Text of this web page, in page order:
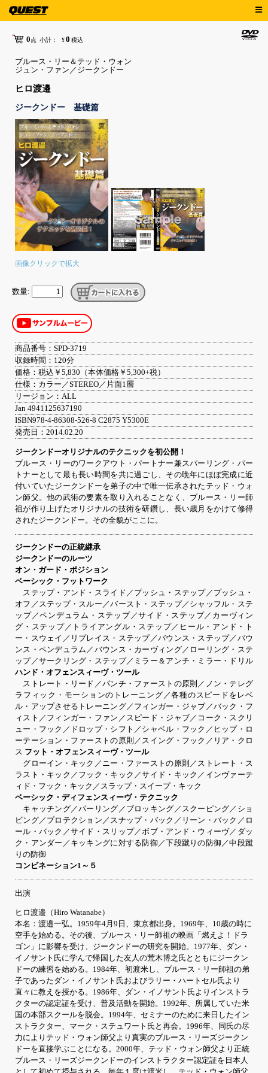
0点 小計： ¥0 税込
ブルース・リー＆テッド・ウォン
ジュン・ファン／ジークンドー
ヒロ渡邉
ジークンドー 基礎篇
画像クリックで拡大
数量:
商品番号：SPD-3719
収録時間：120分
価格：税込￥5,830（本体価格￥5,300+税）
仕様：カラー／STEREO／片面1層
リージョン：ALL
Jan 4941125637190
ISBN978-4-86308-526-8 C2875 Y5300E
発売日：2014.02.20
ジークンドーオリジナルのテクニックを初公開！
ブルース・リーのワークアウト・パートナー兼スパーリング・パー
トナーとして最も長い時間を共に過ごし、その晩年にほぼ完成に近
付いていたジークンドーを弟子の中で唯一伝承されたテッド・ウォ
ン師父。他の武術の要素を取り入れることなく、ブルース・リー師
祖が作り上げたオリジナルの技術を研鑽し、長い歳月をかけて修得
されたジークンドー。その全貌がここに。
ジークンドーの正統継承
ジークンドーのルーツ
オン・ガード・ポジション
ベーシック・フットワーク
ステップ・アンド・スライド／プッシュ・ステップ／プッシュ・
オフ／ステップ・スルー／バースト・ステップ／シャッフル・ステ
ップ／ペンデュラム・ステップ／サイド・ステップ／カーヴィン
グ・ステップ／トライアングル・ステップ／ヒール・アンド・ト
ー・スウェイ／リプレイス・ステップ／バウンス・ステップ／バウ
ンス・ペンデュラム／バウンス・カーヴィング／ローリング・ステ
ップ／サークリング・ステップ／ミラー＆アンチ・ミラー・ドリル
ハンド・オフェンスィーヴ・ツール
ストレート・リード／パンチ・ファーストの原則／ノン・テレグ
ラフィック・モーションのトレーニング／各種のスピードをレベ
ル・アップさせるトレーニング／フィンガー・ジャブ／バック・フ
ィスト／フィンガー・ファン／スピード・ジャブ／コーク・スクリ
ュー・フック／ドロップ・シフト／シャベル・フック／ヒップ・ロ
ーテーション・ファーストの原則／スイング・フック／リア・クロ
ス フット・オフェンスィーヴ・ツール
グローイン・キック／ニー・ファーストの原則／ストレート・ス
ラスト・キック／フック・キック／サイド・キック／インヴァーテ
ィド・フック・キック／スラップ・スイープ・キック
ベーシック・ディフェンスィーヴ・テクニック
キャッチング／パーリング／ブロッキング／スクーピング／ショ
ビング／プロテクション／スナップ・バック／リーン・バック／ロ
ール・バック／サイド・スリップ／ボブ・アンド・ウィーヴ／ダッ
ク・アンダー／キッキングに対する防御／下段蹴りの防御／中段蹴
りの防御
コンビネーション1～５
出演
ヒロ渡邉（Hiro Watanabe）
本名：渡邉一弘。1959年4月9日、東京都出身。1969年、10歳の時に
空手を始める。その後、ブルース・リー師祖の映画「燃えよ！ドラ
ゴン」に影響を受け、ジークンドーの研究を開始。1977年、ダン・
イノサント氏に学んで帰国した友人の荒木博之氏とともにジークン
ドーの練習を始める。1984年、初渡米し、ブルース・リー師祖の弟
子であったダン・イノサント氏およびラリー・ハートセル氏より
直々に教えを授かる。1986年、ダン・イノサント氏よりインストラ
クターの認定証を受け、普及活動を開始。1992年、所属していた米
国の本部スクールを脱会。1994年、セミナーのために来日したイン
ストラクター、マーク・ステュワート氏と再会。1996年、同氏の尽
力によりテッド・ウォン師父より真実のブルース・リーズジークン
ドーを直接学ぶことになる。2000年、テッド・ウォン師父より正統
ブルース・リーズジークンドーのインストラクター認定証を日本人